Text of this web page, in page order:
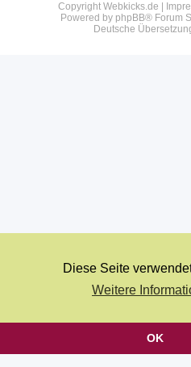
Diese Seite
Weitere
OK
Copyright Webkicks.de |
Powered by phpBB® Forum
Deutsche